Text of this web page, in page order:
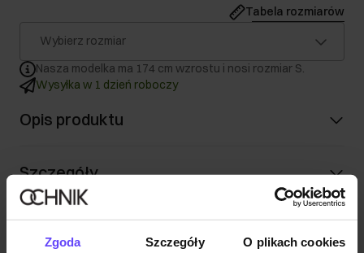
Zgoda Szczegóły O plikach cookies
Tabela rozmiarów
Wybierz rozmiar
Nasza modelka ma 174 cm wzrostu i nosi rozmiar S.
Wysyłka w 1 dzień roboczy
Opis produktu
Szczegóły
Opinie